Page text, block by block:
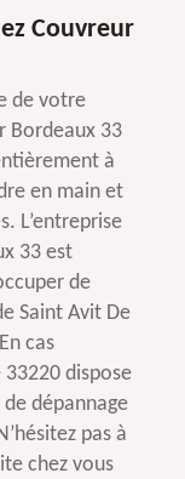
Couvreur
de votre
Bordeaux 33
à
en main et
L’entreprise
33 est
de
Saint Avit De
cas
33220 dispose
dépannage
pas à
chez vous